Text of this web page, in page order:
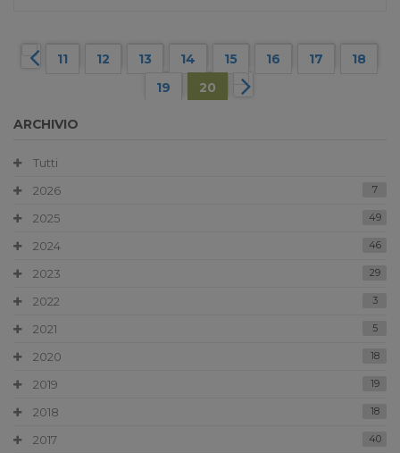
11 12 13 14 15 16 17
18
19
20
ARCHIVIO
Tutti
2026
7
2025 49
2024 46
2023 29
2022 3
2021 5
2020 18
2019 19
2018 18
2017 40